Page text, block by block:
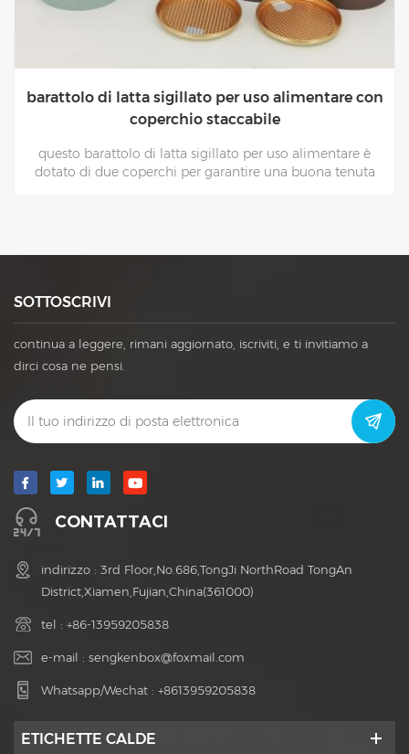
lattine di latta a cilindro rosso buone lattine per il
tè ermetiche per uso alimentare
questo lattine cilindriche di banda stagnata lattine da tè
per uso alimentare serve per confezionare tè/cibo
SOTTOSCRIVI
continua a leggere, rimani aggiornato, iscriviti, e ti invitiamo a
dirci cosa ne pensi.
CONTATTACI
indirizzo : 3rd Floor,No.686,TongJi NorthRoad TongAn
District,Xiamen,Fujian,China(361000)
tel : +86-13959205838
e-mail : sengkenbox@foxmail.com
Whatsapp/Wechat : +8613959205838
ETICHETTE CALDE